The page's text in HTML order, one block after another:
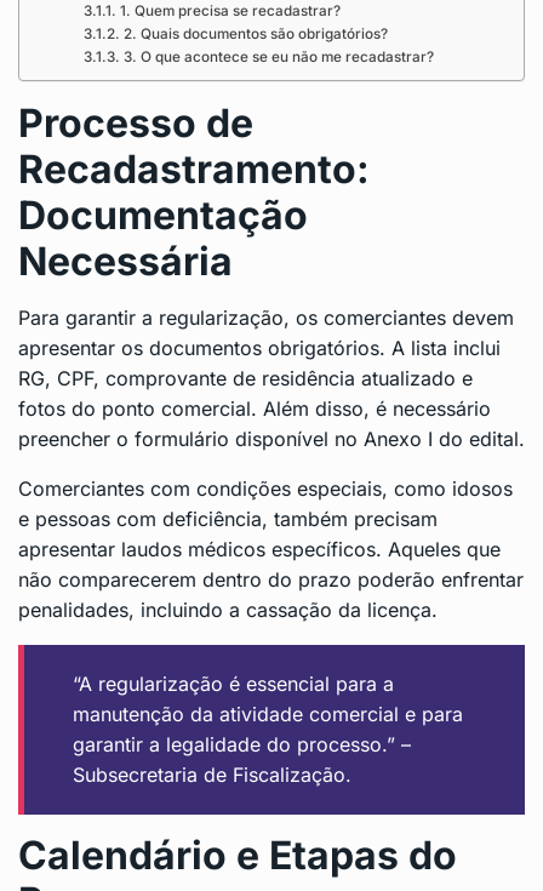
1. Quem precisa se recadastrar?
2. Quais documentos são obrigatórios?
3. O que acontece se eu não me recadastrar?
Processo de
Recadastramento:
Documentação
Necessária
Para garantir a regularização, os comerciantes devem
apresentar os documentos obrigatórios. A lista inclui
RG, CPF, comprovante de residência atualizado e
fotos do ponto comercial. Além disso, é necessário
preencher o formulário disponível no Anexo I do edital.
Comerciantes com condições especiais, como idosos
e pessoas com deficiência, também precisam
apresentar laudos médicos específicos. Aqueles que
não comparecerem dentro do prazo poderão enfrentar
penalidades, incluindo a cassação da licença.
“A regularização é essencial para a
manutenção da atividade comercial e para
garantir a legalidade do processo.” –
Subsecretaria de Fiscalização.
Calendário e Etapas do